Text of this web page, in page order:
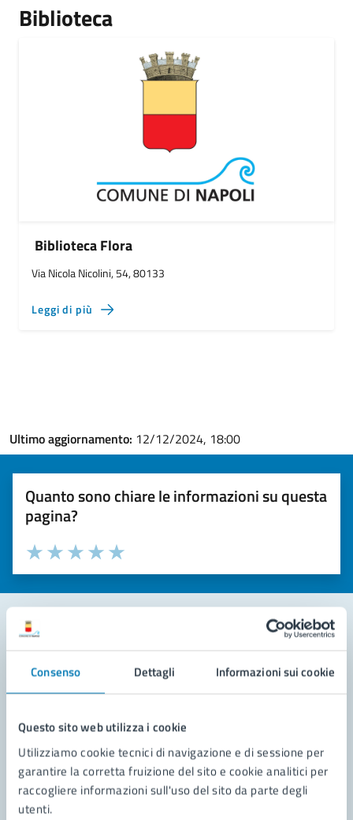
Consenso Dettagli Informazioni sui cookie
Questo sito web utilizza i cookie
Utilizziamo cookie tecnici di navigazione e di sessione per
garantire la corretta fruizione del sito e cookie analitici per
raccogliere informazioni sull'uso del sito da parte degli
utenti.
Biblioteca
Biblioteca Flora
Via Nicola Nicolini, 54, 80133
Leggi di più
Ultimo aggiornamento: 12/12/2024, 18:00
Quanto sono chiare le informazioni su questa
pagina?
Valuta la chiarezza delle informazioni (da 1 a 5 stelle)
Seleziona il numero di stelle per valutare la chiarezza delle
Valuta 5 stelle su 5
Valuta 4 stelle su 5
Valuta 3 stelle su 5
Valuta 2 stelle su 5
Valuta 1 stelle su 5
Leggi le domande frequenti
Richiedi assistenza
Prenota appuntamento
Problemi in città